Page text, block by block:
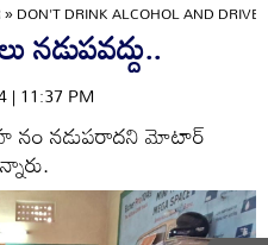
»DON'T DRINK ALCOHOL AND DRIVE.
| 11:37 PM
నం నడుపరాదని మోటార్‌